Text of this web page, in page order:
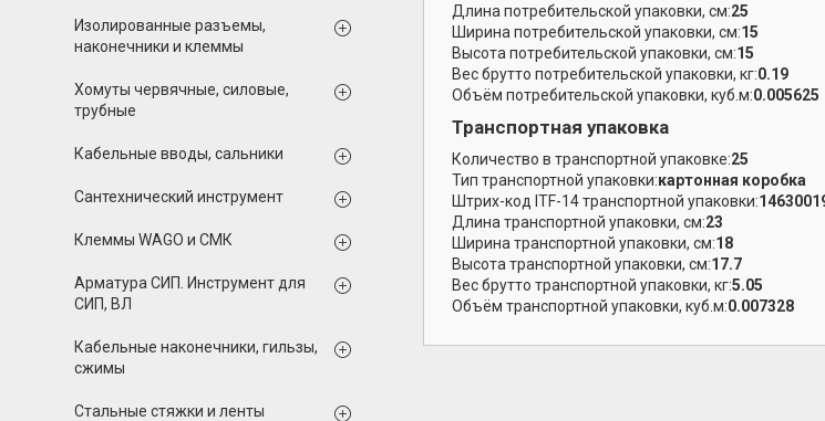
Длина потребительской упаковки, см:25
Ширина потребительской упаковки, см:15
Высота потребительской упаковки, см:15
Вес брутто потребительской упаковки, кг:0.19
Объём потребительской упаковки, куб.м:0.005625
Транспортная упаковка
Количество в транспортной упаковке:25
Тип транспортной упаковки:картонная коробка
Штрих-код ITF-14 транспортной упаковки:
Длина транспортной упаковки, см:23
Ширина транспортной упаковки, см:18
Высота транспортной упаковки, см:17.7
Вес брутто транспортной упаковки, кг:5.05
Объём транспортной упаковки, куб.м:0.007328
Изолированные разъемы,
наконечники и клеммы
Хомуты червячные, силовые,
трубные
Кабельные вводы, сальники
Сантехнический инструмент
Клеммы WAGO и СМК
Арматура СИП. Инструмент для
СИП, ВЛ
Кабельные наконечники, гильзы,
сжимы
Стальные стяжки и ленты